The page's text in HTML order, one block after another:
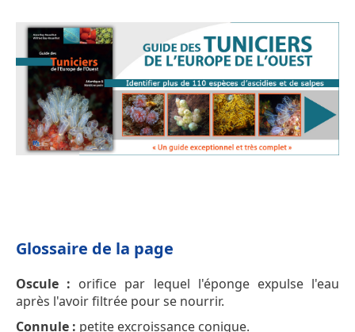
Glossaire de la page
Oscule : orifice par lequel l'éponge expulse l'eau
après l'avoir filtrée pour se nourrir.
Connule : petite excroissance conique.